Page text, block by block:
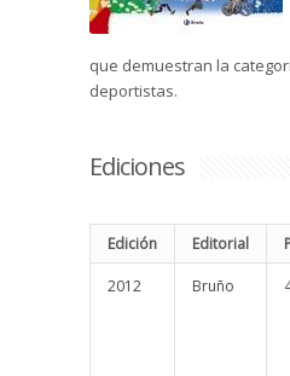
que demuestran la
deportistas.
Ediciones
Edición Editorial
2012 Bruño